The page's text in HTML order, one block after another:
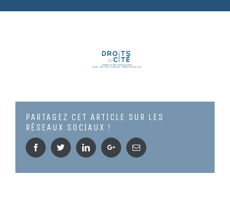
PARTAGEZ CET ARTICLE SUR LES
RÉSEAUX SOCIAUX !
Facebook Twitter LinkedinGoogle+Email